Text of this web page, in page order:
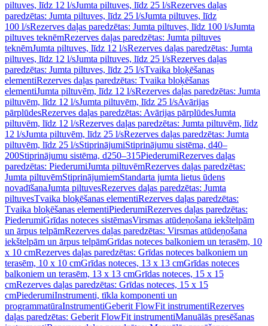
piltuves, līdz 12 l/sJumta piltuves, līdz 25 l/sRezerves daļas
paredzētas: Jumta piltuves, līdz 25 l/sJumta piltuves, līdz
100 l/sRezerves daļas paredzētas: Jumta piltuves, līdz 100 l/sJumta
piltuves teknēmRezerves daļas paredzētas: Jumta piltuves
teknēmJumta piltuves, līdz 12 l/sRezerves daļas paredzētas: Jumta
piltuves, līdz 12 l/sJumta piltuves, līdz 25 l/sRezerves daļas
paredzētas: Jumta piltuves, līdz 25 l/sTvaika bloķēšanas
elementiRezerves daļas paredzētas: Tvaika bloķēšanas
elementiJumta piltuvēm, līdz 12 l/sRezerves daļas paredzētas: Jumta
piltuvēm, līdz 12 l/sJumta piltuvēm, līdz 25 l/sAvārijas
pārplūdesRezerves daļas paredzētas: Avārijas pārplūdesJumta
piltuvēm, līdz 12 l/sRezerves daļas paredzētas: Jumta piltuvēm, līdz
12 l/sJumta piltuvēm, līdz 25 l/sRezerves daļas paredzētas: Jumta
piltuvēm, līdz 25 l/sStiprinājumiStiprinājumu sistēma, d40–
200Stiprinājumu sistēma, d250–315PiederumiRezerves daļas
paredzētas: PiederumiJumta piltuvēmRezerves daļas paredzētas:
Jumta piltuvēmStiprinājumiemStandarta jumta lietus ūdens
novadīšanaJumta piltuvesRezerves daļas paredzētas: Jumta
piltuvesTvaika bloķēšanas elementiRezerves daļas paredzētas:
Tvaika bloķēšanas elementiPiederumiRezerves daļas paredzētas:
PiederumiGrīdas noteces sistēmasVirsmas atūdeņošana iekštelpām
un ārpus telpāmRezerves daļas paredzētas: Virsmas atūdeņošana
iekštelpām un ārpus telpāmGrīdas noteces balkoniem un terasēm, 10
x 10 cmRezerves daļas paredzētas: Grīdas noteces balkoniem un
terasēm, 10 x 10 cmGrīdas noteces, 13 x 13 cmGrīdas noteces
balkoniem un terasēm, 13 x 13 cmGrīdas noteces, 15 x 15
cmRezerves daļas paredzētas: Grīdas noteces, 15 x 15
cmPiederumiInstrumenti, tīkla komponenti un
programmatūraInstrumentiGeberit FlowFit instrumentiRezerves
daļas paredzētas: Geberit FlowFit instrumentiManuālās presēšanas